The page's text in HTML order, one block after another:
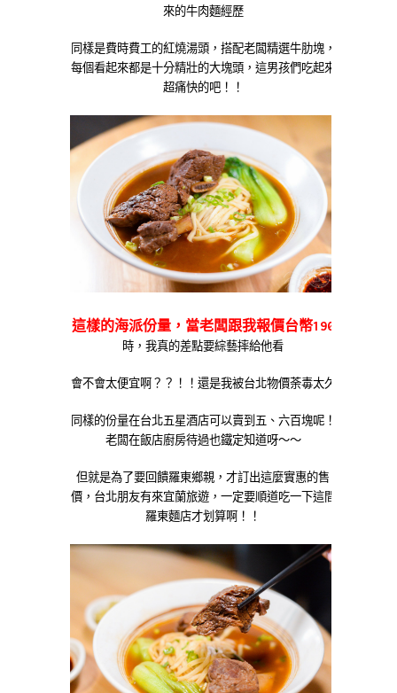
來的牛肉麵經歷
同樣是費時費工的紅燒湯頭，搭配老闆精選牛肋塊，
每個看起來都是十分精壯的大塊頭，這男孩們吃起來
超痛快的吧！！
這樣的海派份量，當老闆跟我報價台幣190
時，我真的差點要綜藝摔給他看
會不會太便宜啊？？！！還是我被台北物價荼毒太久
同樣的份量在台北五星酒店可以賣到五、六百塊呢！
老闆在飯店廚房待過也鐵定知道呀～～
但就是為了要回饋羅東鄉親，才訂出這麼實惠的售
價，台北朋友有來宜蘭旅遊，一定要順道吃一下這間
羅東麵店才划算啊！！